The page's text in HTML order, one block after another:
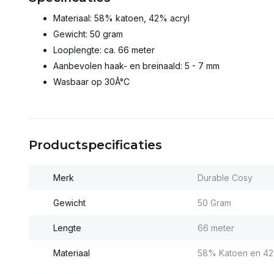
Materiaal: 58% katoen, 42% acryl
Gewicht: 50 gram
Looplengte: ca. 66 meter
Aanbevolen haak- en breinaald: 5 - 7 mm
Wasbaar op 30Â°C
Productspecificaties
Merk Durable Cosy
Gewicht 50 Gram
Lengte 66 meter
Materiaal 58% Katoen en